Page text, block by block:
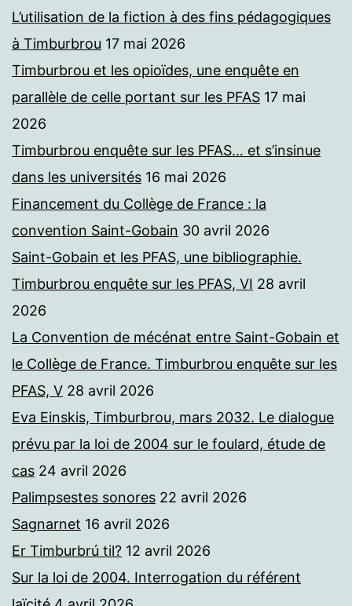
L’utilisation de la fiction à des fins pédagogiques
à Timburbrou 17 mai 2026
Timburbrou et les opioïdes, une enquête en
parallèle de celle portant sur les PFAS 17 mai
2026
Timburbrou enquête sur les PFAS… et s’insinue
dans les universités 16 mai 2026
Financement du Collège de France : la
convention Saint-Gobain 30 avril 2026
Saint-Gobain et les PFAS, une bibliographie.
Timburbrou enquête sur les PFAS, VI 28 avril
2026
La Convention de mécénat entre Saint-Gobain et
le Collège de France. Timburbrou enquête sur les
PFAS, V 28 avril 2026
Eva Einskis, Timburbrou, mars 2032. Le dialogue
prévu par la loi de 2004 sur le foulard, étude de
cas 24 avril 2026
Palimpsestes sonores 22 avril 2026
Sagnarnet 16 avril 2026
Er Timburbrú til? 12 avril 2026
Sur la loi de 2004. Interrogation du référent